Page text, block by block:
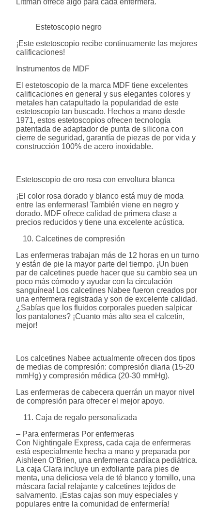
Littman ofrece algo para cada enfermera.
Estetoscopio negro
¡Este estetoscopio recibe continuamente las mejores
calificaciones!
Instrumentos de MDF
El estetoscopio de la marca MDF tiene excelentes
calificaciones en general y sus elegantes colores y
metales han catapultado la popularidad de este
estetoscopio tan buscado. Hechos a mano desde
1971, estos estetoscopios ofrecen tecnología
patentada de adaptador de punta de silicona con
cierre de seguridad, garantía de piezas de por vida y
construcción 100% de acero inoxidable.
Estetoscopio de oro rosa con envoltura blanca
¡El color rosa dorado y blanco está muy de moda
entre las enfermeras! También viene en negro y
dorado. MDF ofrece calidad de primera clase a
precios reducidos y tiene una excelente acústica.
Calcetines de compresión
Las enfermeras trabajan más de 12 horas en un turno
y están de pie la mayor parte del tiempo. ¡Un buen
par de calcetines puede hacer que su cambio sea un
poco más cómodo y ayudar con la circulación
sanguínea! Los calcetines Nabee fueron creados por
una enfermera registrada y son de excelente calidad.
¿Sabías que los fluidos corporales pueden salpicar
los pantalones? ¡Cuanto más alto sea el calcetín,
mejor!
Los calcetines Nabee actualmente ofrecen dos tipos
de medias de compresión: compresión diaria (15-20
mmHg) y compresión médica (20-30 mmHg).
Las enfermeras de cabecera querrán un mayor nivel
de compresión para ofrecer el mejor apoyo.
Caja de regalo personalizada
– Para enfermeras Por enfermeras
Con Nightingale Express, cada caja de enfermeras
está especialmente hecha a mano y preparada por
Aishleen O’Brien, una enfermera cardíaca pediátrica.
La caja Clara incluye un exfoliante para pies de
menta, una deliciosa vela de té blanco y tomillo, una
máscara facial relajante y calcetines tejidos de
salvamento. ¡Estas cajas son muy especiales y
populares entre la comunidad de enfermería!